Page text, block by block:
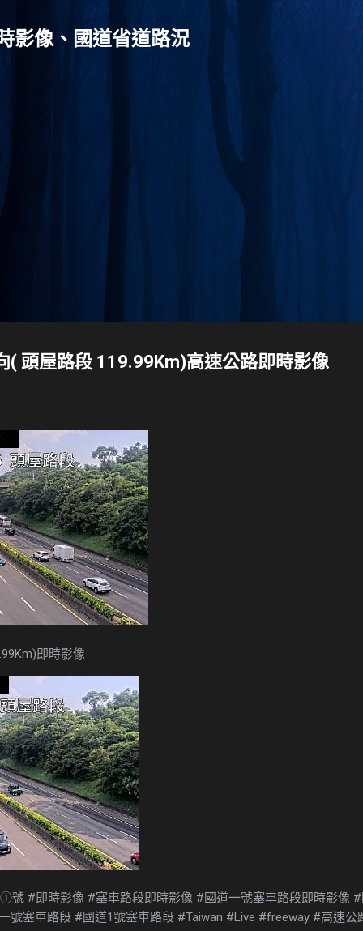
影像、國道省道路況
( 頭屋路段 119.99Km)高速公路即時影像
即時影像
號 #即時影像 #塞車路段即時影像 #國道一號塞車路段即時影像 #
號塞車路段 #國道1號塞車路段 #Taiwan #Live #freeway #高速公